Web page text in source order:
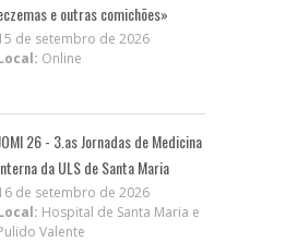
e outras comichões»
de setembro de 2026
Online
26 - 3.as Jornadas de Medicina
da ULS de Santa Maria
de setembro de 2026
Hospital de Santa Maria e
Valente